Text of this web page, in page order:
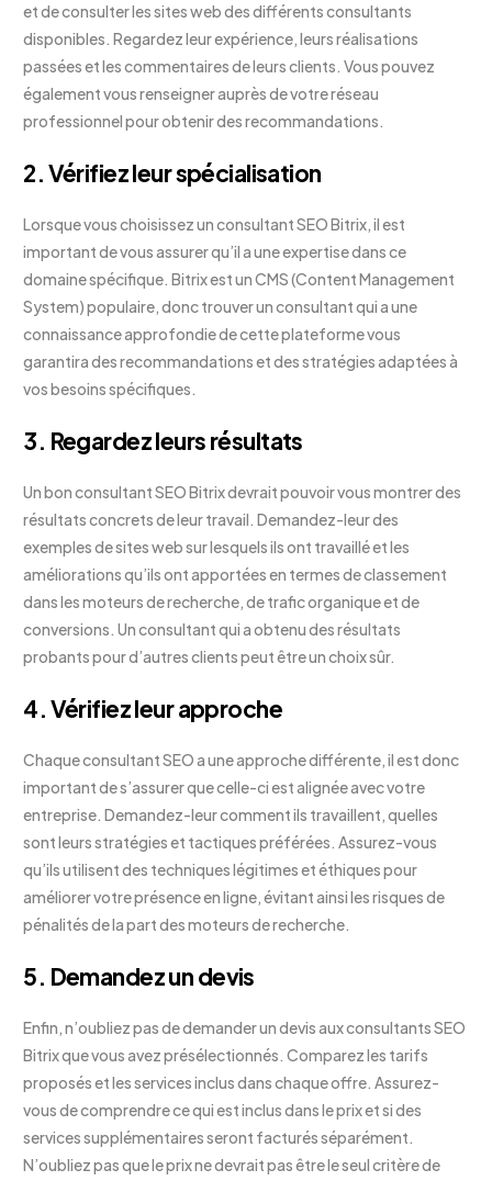
et de consulter les sites web des différents consultants
disponibles. Regardez leur expérience, leurs réalisations
passées et les commentaires de leurs clients. Vous pouvez
également vous renseigner auprès de votre réseau
professionnel pour obtenir des recommandations.
2. Vérifiez leur spécialisation
Lorsque vous choisissez un consultant SEO Bitrix, il est
important de vous assurer qu’il a une expertise dans ce
domaine spécifique. Bitrix est un CMS (Content Management
System) populaire, donc trouver un consultant qui a une
connaissance approfondie de cette plateforme vous
garantira des recommandations et des stratégies adaptées à
vos besoins spécifiques.
3. Regardez leurs résultats
Un bon consultant SEO Bitrix devrait pouvoir vous montrer des
résultats concrets de leur travail. Demandez-leur des
exemples de sites web sur lesquels ils ont travaillé et les
améliorations qu’ils ont apportées en termes de classement
dans les moteurs de recherche, de trafic organique et de
conversions. Un consultant qui a obtenu des résultats
probants pour d’autres clients peut être un choix sûr.
4. Vérifiez leur approche
Chaque consultant SEO a une approche différente, il est donc
important de s’assurer que celle-ci est alignée avec votre
entreprise. Demandez-leur comment ils travaillent, quelles
sont leurs stratégies et tactiques préférées. Assurez-vous
qu’ils utilisent des techniques légitimes et éthiques pour
améliorer votre présence en ligne, évitant ainsi les risques de
pénalités de la part des moteurs de recherche.
5. Demandez un devis
Enfin, n’oubliez pas de demander un devis aux consultants SEO
Bitrix que vous avez présélectionnés. Comparez les tarifs
proposés et les services inclus dans chaque offre. Assurez-
vous de comprendre ce qui est inclus dans le prix et si des
services supplémentaires seront facturés séparément.
N’oubliez pas que le prix ne devrait pas être le seul critère de